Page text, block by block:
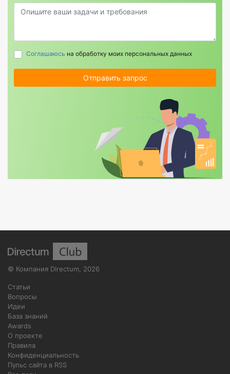
Соглашаюсь на обработку моих персональных данных
Отправить запрос
© Компания Directum 2026
Статьи
Вопросы
Идеи
База знаний
Awards
О проекте
Правила
Конфиденциальность
Пульс сайта в RSS